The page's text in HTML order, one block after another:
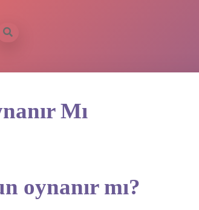
Mı
oynanır mı?